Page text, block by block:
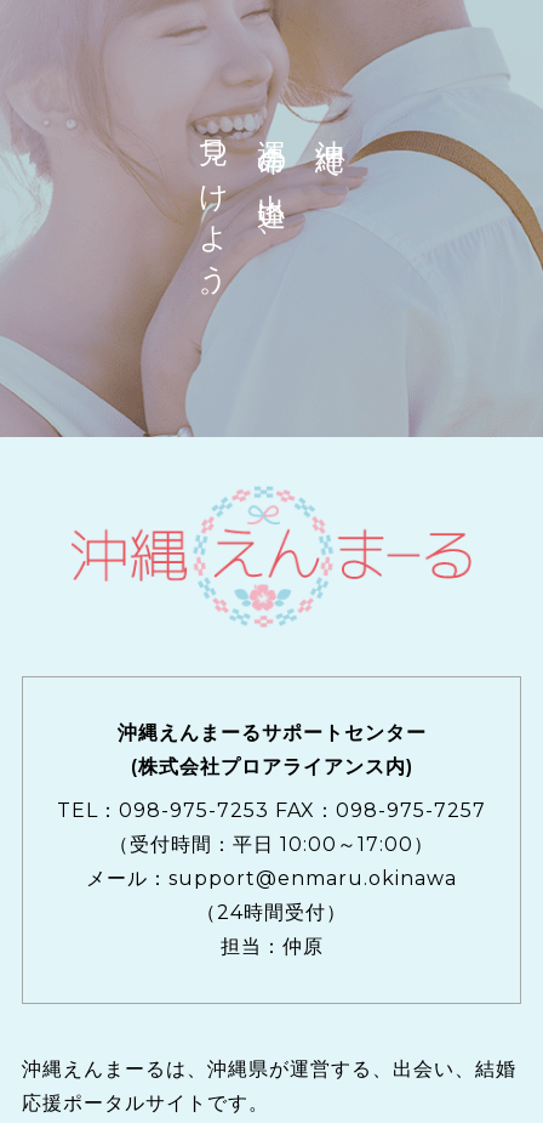
沖縄で
運命の出逢い、
見つけよう。
沖縄えんまーるサポートセンター
(株式会社プロアライアンス内)
TEL： 098-975-7253 FAX：098-975-7257
（受付時間：平日 10:00～17:00）
メール： support@enmaru.okinawa
（24時間受付）
担当：仲原
沖縄えんまーるは、沖縄県が運営する、出会い、結婚
応援ポータルサイトです。